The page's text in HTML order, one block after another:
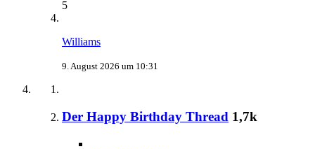
5
Williams
9. August 2026 um 10:31
Der Happy Birthday Thread 1,7k